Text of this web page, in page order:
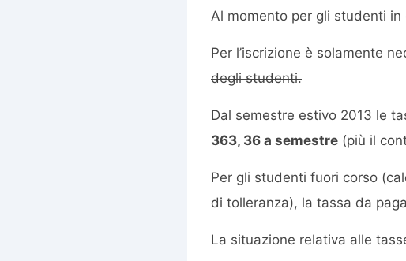
Al momento per gli studenti
Per l’iscrizione è solamente
degli studenti.
Dal semestre estivo 2013 le
363, 36 a semestre (più il
Per gli studenti fuori corso
di tolleranza), la tassa da
La situazione relativa alle